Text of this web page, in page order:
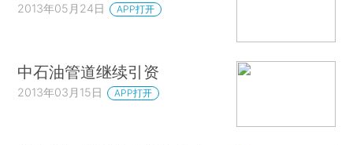
2013年05月24日 APP打开
中石油管道继续引资
2013年03月15日 APP打开